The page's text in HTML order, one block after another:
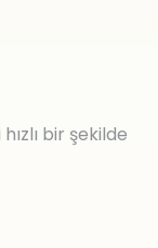
bir şekilde